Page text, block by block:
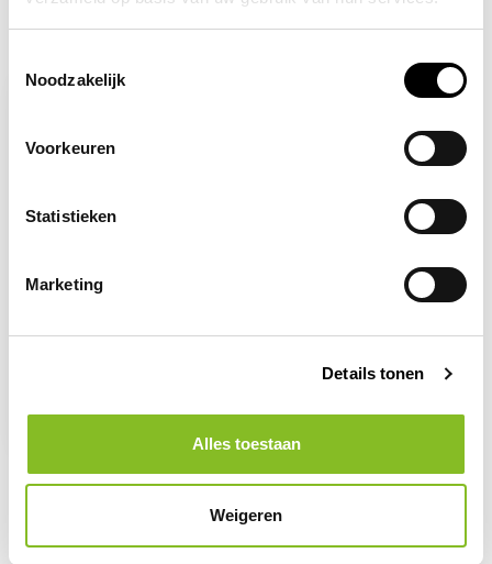
Noodzakelijk
Voorkeuren
Statistieken
Marketing
Details tonen
Alles toestaan
Weigeren